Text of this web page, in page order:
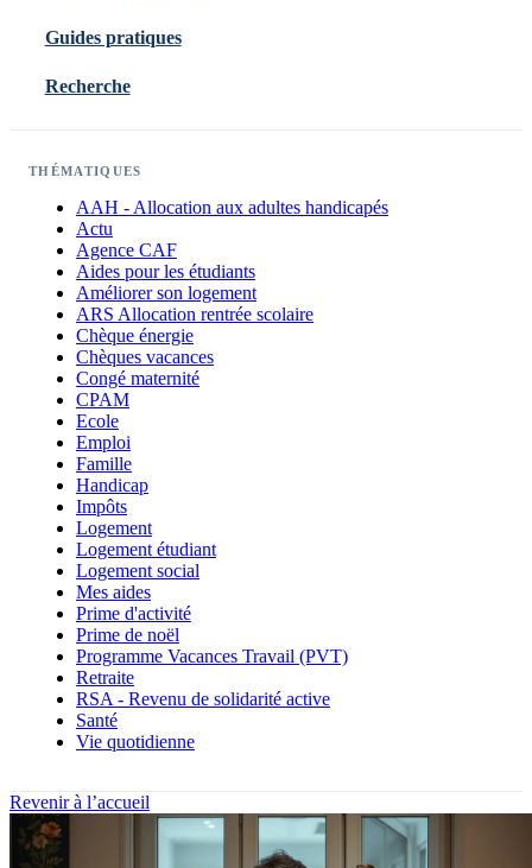
Guides pratiques
Recherche
THÉMATIQUES
AAH - Allocation aux adultes handicapés
Actu
Agence CAF
Aides pour les étudiants
Améliorer son logement
ARS Allocation rentrée scolaire
Chèque énergie
Chèques vacances
Congé maternité
CPAM
Ecole
Emploi
Famille
Handicap
Impôts
Logement
Logement étudiant
Logement social
Mes aides
Prime d'activité
Prime de noël
Programme Vacances Travail (PVT)
Retraite
RSA - Revenu de solidarité active
Santé
Vie quotidienne
Revenir à l’accueil